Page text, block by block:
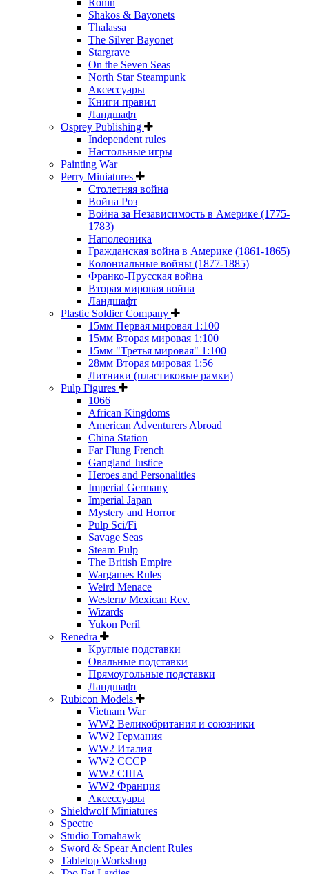
Ronin
Shakos & Bayonets
Thalassa
The Silver Bayonet
Stargrave
On the Seven Seas
North Star Steampunk
Аксессуары
Книги правил
Ландшафт
Osprey Publishing
Independent rules
Настольные игры
Painting War
Perry Miniatures
Столетняя война
Война Роз
Война за Независимость в Америке (1775-
1783)
Наполеоника
Гражданская война в Америке (1861-1865)
Колониальные войны (1877-1885)
Франко-Прусская война
Вторая мировая война
Ландшафт
Plastic Soldier Company
15мм Первая мировая 1:100
15мм Вторая мировая 1:100
15мм "Третья мировая" 1:100
28мм Вторая мировая 1:56
Литники (пластиковые рамки)
Pulp Figures
1066
African Kingdoms
American Adventurers Abroad
China Station
Far Flung French
Gangland Justice
Heroes and Personalities
Imperial Germany
Imperial Japan
Mystery and Horror
Pulp Sci/Fi
Savage Seas
Steam Pulp
The British Empire
Wargames Rules
Weird Menace
Western/ Mexican Rev.
Wizards
Yukon Peril
Renedra
Круглые подставки
Овальные подставки
Прямоугольные подставки
Ландшафт
Rubicon Models
Vietnam War
WW2 Великобритания и союзники
WW2 Германия
WW2 Италия
WW2 СССР
WW2 США
WW2 Франция
Аксессуары
Shieldwolf Miniatures
Spectre
Studio Tomahawk
Sword & Spear Ancient Rules
Tabletop Workshop